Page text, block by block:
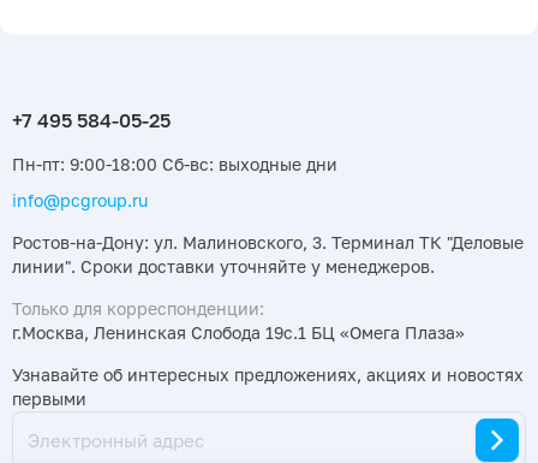
Пн-пт: 9:00-18:00 Сб-вс: выходные дни
info@pcgroup.ru
Ростов-на-Дону: ул. Малиновского, 3. Терминал ТК "Деловые
линии". Сроки доставки уточняйте у менеджеров.
Только для корреспонденции:
г.Москва, Ленинская Слобода 19с.1 БЦ «Омега Плаза»
Узнавайте об интересных предложениях, акциях и новостях
первыми